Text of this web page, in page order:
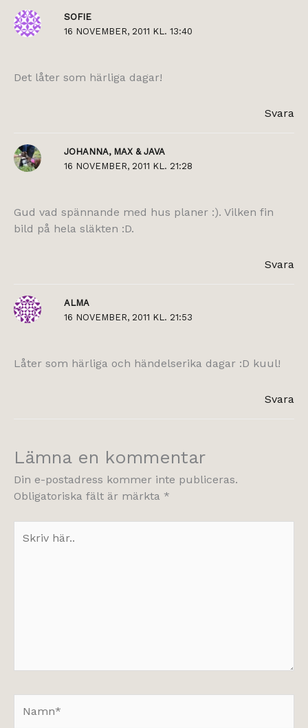
SOFIE
16 NOVEMBER, 2011 KL. 13:40
Det låter som härliga dagar!
Svara
JOHANNA, MAX & JAVA
16 NOVEMBER, 2011 KL. 21:28
Gud vad spännande med hus planer :). Vilken fin
bild på hela släkten :D.
Svara
ALMA
16 NOVEMBER, 2011 KL. 21:53
Låter som härliga och händelserika dagar :D kuul!
Svara
Lämna en kommentar
Din e-postadress kommer inte publiceras.
Obligatoriska fält är märkta *
här..